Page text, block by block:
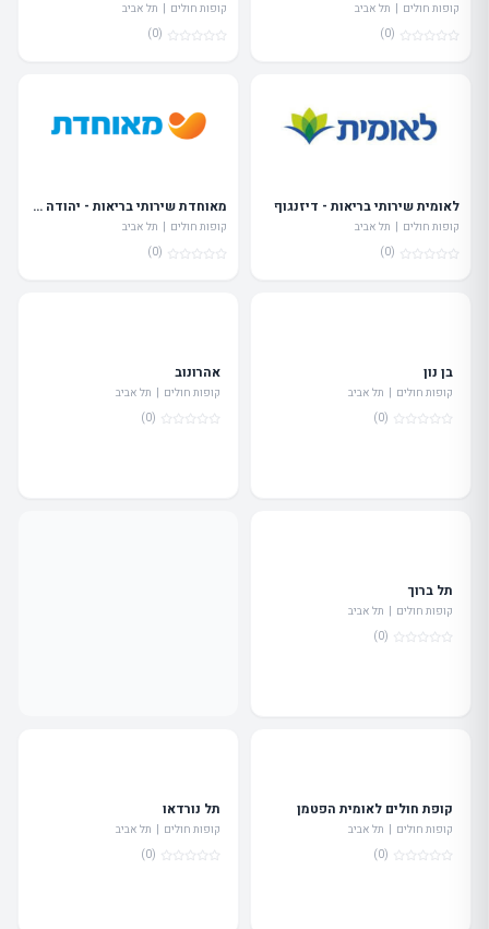
קופות חולים | תל אביב
(0)
קופות חולים | תל אביב
(0)
לאומית שירותי בריאות - דיזנגוף
קופות חולים | תל אביב
(0)
מאוחדת שירותי בריאות - יהודה הלוי
קופות חולים | תל אביב
(0)
בן נון
קופות חולים | תל אביב
(0)
אהרונוב
קופות חולים | תל אביב
(0)
תל ברוך
קופות חולים | תל אביב
(0)
קופת חולים לאומית הפטמן
קופות חולים | תל אביב
(0)
תל נורדאו
קופות חולים | תל אביב
(0)